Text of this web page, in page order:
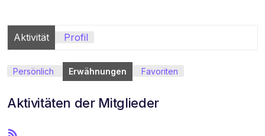
Aktivität Profil
Persönlich Erwähnungen Favoriten
Aktivitäten der Mitglieder